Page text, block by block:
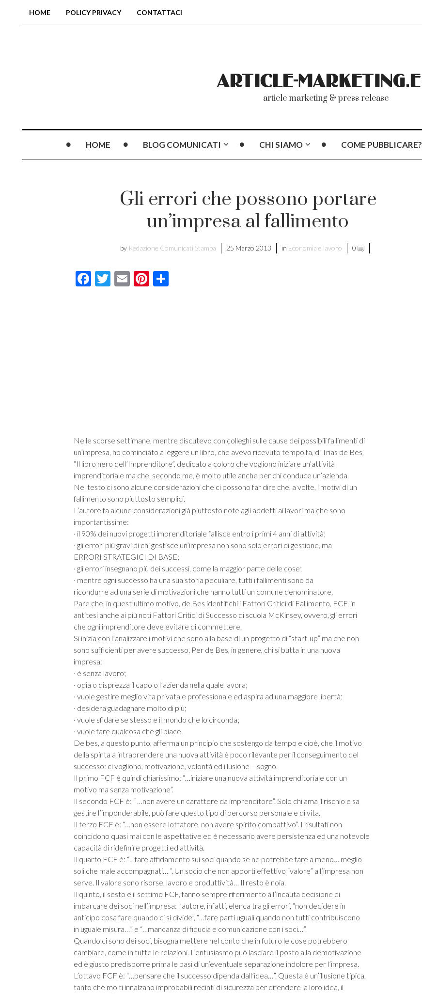
HOME POLICY PRIVACY CONTATTACI
article marketing & press release
HOME BLOG COMUNICATI CHI SIAMO COME PUBBLICARE?
Gli errori che possono portare
un’impresa al fallimento
by Redazione Comunicati Stampa 25 Marzo 2013 in Economia e lavoro 0
Facebook
Twitter
EmailPinterest
Nelle scorse settimane, mentre discutevo con colleghi sulle cause dei possibili fallimenti di
un’impresa, ho cominciato a leggere un libro, che avevo ricevuto tempo fa, di Trias de Bes,
“Il libro nero dell’Imprenditore”, dedicato a coloro che vogliono iniziare un’attività
imprenditoriale ma che, secondo me, è molto utile anche per chi conduce un’azienda.
Nel testo ci sono alcune considerazioni che ci possono far dire che, a volte, i motivi di un
fallimento sono piuttosto semplici.
L’autore fa alcune considerazioni già piuttosto note agli addetti ai lavori ma che sono
importantissime:
· il 90% dei nuovi progetti imprenditoriale fallisce entro i primi 4 anni di attività;
· gli errori più gravi di chi gestisce un’impresa non sono solo errori di gestione, ma
ERRORI STRATEGICI DI BASE;
· gli errori insegnano più dei successi, come la maggior parte delle cose;
· mentre ogni successo ha una sua storia peculiare, tutti i fallimenti sono da
ricondurre ad una serie di motivazioni che hanno tutti un comune denominatore.
Pare che, in quest’ultimo motivo, de Bes identifichi i Fattori Critici di Fallimento, FCF, in
antitesi anche ai più noti Fattori Critici di Successo di scuola McKinsey, ovvero, gli errori
che ogni imprenditore deve evitare di commettere.
Si inizia con l’analizzare i motivi che sono alla base di un progetto di “start-up” ma che non
sono sufficienti per avere successo. Per de Bes, in genere, chi si butta in una nuova
impresa:
· è senza lavoro;
· odia o disprezza il capo o l’azienda nella quale lavora;
· vuole gestire meglio vita privata e professionale ed aspira ad una maggiore libertà;
· desidera guadagnare molto di più;
· vuole sfidare se stesso e il mondo che lo circonda;
· vuole fare qualcosa che gli piace.
De bes, a questo punto, afferma un principio che sostengo da tempo e cioè, che il motivo
della spinta a intraprendere una nuova attività è poco rilevante per il conseguimento del
successo: ci vogliono, motivazione, volontà ed illusione – sogno.
Il primo FCF è quindi chiarissimo: “…iniziare una nuova attività imprenditoriale con un
motivo ma senza motivazione”.
Il secondo FCF è: “ …non avere un carattere da imprenditore”. Solo chi ama il rischio e sa
gestire l’imponderabile, può fare questo tipo di percorso personale e di vita.
Il terzo FCF è: “…non essere lottatore, non avere spirito combattivo”. I risultati non
coincidono quasi mai con le aspettative ed è necessario avere persistenza ed una notevole
capacità di ridefinire progetti ed attività.
Il quarto FCF è: “…fare affidamento sui soci quando se ne potrebbe fare a meno… meglio
soli che male accompagnati… ”. Un socio che non apporti effettivo “valore” all’impresa non
serve. Il valore sono risorse, lavoro e produttività… Il resto è noia.
Il quinto, il sesto e il settimo FCF, fanno sempre riferimento all’incauta decisione di
imbarcare dei soci nell’impresa: l’autore, infatti, elenca tra gli errori, “non decidere in
anticipo cosa fare quando ci si divide”, “…fare parti uguali quando non tutti contribuiscono
in uguale misura…” e “…mancanza di fiducia e comunicazione con i soci…”.
Quando ci sono dei soci, bisogna mettere nel conto che in futuro le cose potrebbero
cambiare, come in tutte le relazioni. L’entusiasmo può lasciare il posto alla demotivazione
ed è giusto predisporre prima le basi di un’eventuale separazione indolore per l’impresa.
L’ottavo FCF è: “…pensare che il successo dipenda dall’idea…”. Questa è un’illusione tipica,
tanto che molti innalzano improbabili recinti di sicurezza per difendere la loro idea, il